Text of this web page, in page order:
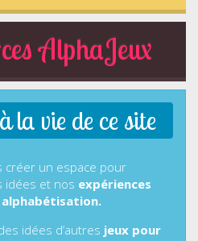
AlphaJeux
la vie de ce site
créer un espace pour
idées et nos expériences
alphabétisation.
idées d’autres jeux pour